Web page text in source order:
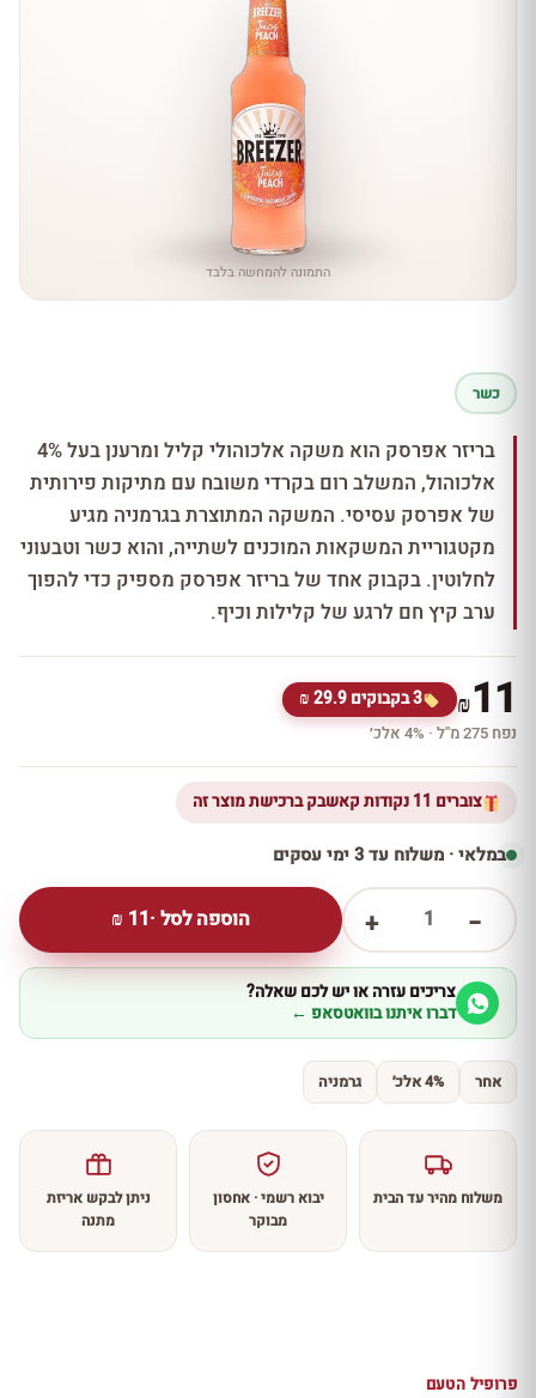
התמונה להמחשה בלבד
כשר
בריזר אפרסק הוא משקה אלכוהולי קליל ומרענן בעל 4%
אלכוהול, המשלב רום בקרדי משובח עם מתיקות פירותית
של אפרסק עסיסי. המשקה המתוצרת בגרמניה מגיע
מקטגוריית המשקאות המוכנים לשתייה, והוא כשר וטבעוני
לחלוטין. בקבוק אחד של בריזר אפרסק מספיק כדי להפוך
ערב קיץ חם לרגע של קלילות וכיף.
₪11 3 בקבוקים 29.9 ₪
נפח 275 מ''ל · 4% אלכ׳
צוברים 11 נקודות קאשבק ברכישת מוצר זה
במלאי · משלוח עד 3 ימי עסקים
−
1
+ הוספה לסל ·11
₪
צריכים עזרה או יש לכם שאלה?
דברו איתנו בוואטסאפ ←
אחר 4% אלכ׳ גרמניה
משלוח מהיר עד הבית
יבוא רשמי · אחסון
מבוקר
ניתן לבקש אריזת
מתנה
פרופיל הטעם